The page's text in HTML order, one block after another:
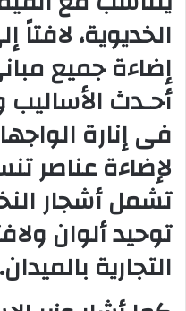
الخديوية،
إضاءة جميع
أحـدث الأساليب
فى إنارة
لإضاءة عناصر
تشمل أشجار
توحيد ألوان
التجارية بالميدان.